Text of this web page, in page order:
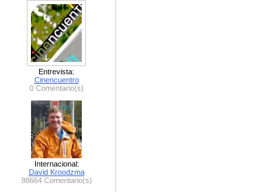
Entrevista:
Cinencuentro
0 Comentario(s)
Internacional:
David Kroodzma
98664 Comentario(s)